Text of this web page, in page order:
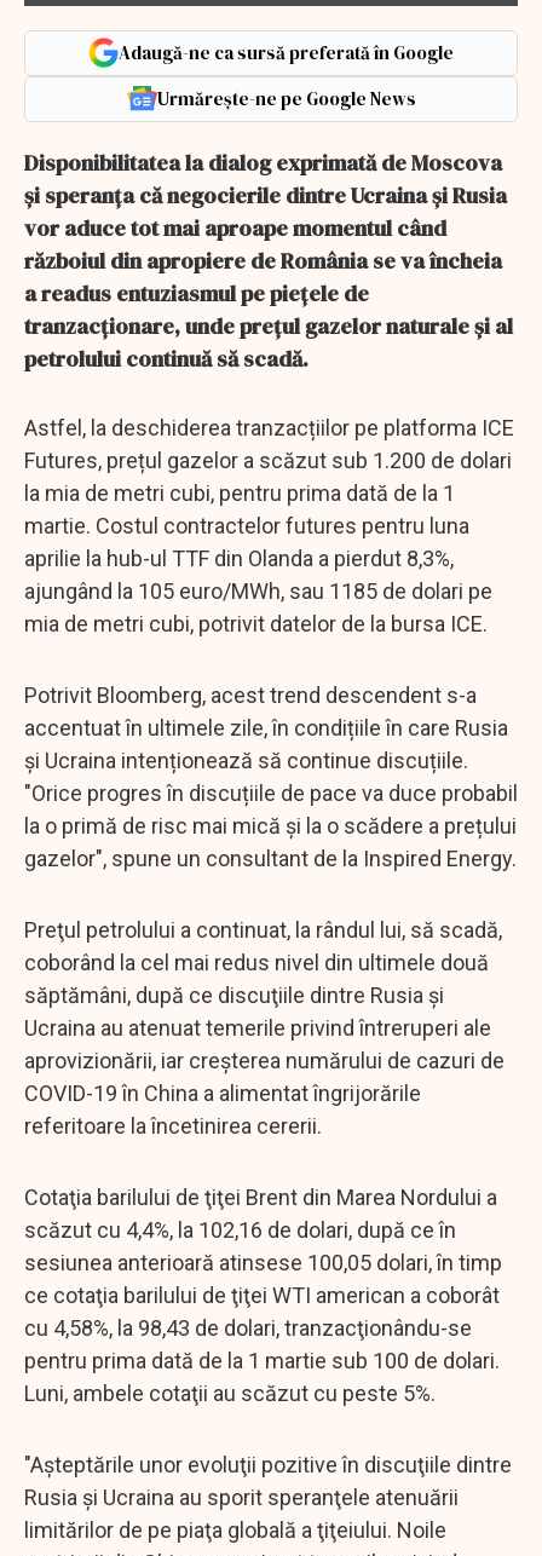
Adaugă-ne ca sursă preferată în Google
Urmărește-ne pe Google News
Disponibilitatea la dialog exprimată de Moscova
și speranța că negocierile dintre Ucraina și Rusia
vor aduce tot mai aproape momentul când
războiul din apropiere de România se va încheia
a readus entuziasmul pe piețele de
tranzacționare, unde prețul gazelor naturale și al
petrolului continuă să scadă.
Astfel, la deschiderea tranzacțiilor pe platforma ICE
Futures, prețul gazelor a scăzut sub 1.200 de dolari
la mia de metri cubi, pentru prima dată de la 1
martie. Costul contractelor futures pentru luna
aprilie la hub-ul TTF din Olanda a pierdut 8,3%,
ajungând la 105 euro/MWh, sau 1185 de dolari pe
mia de metri cubi, potrivit datelor de la bursa ICE.
Potrivit Bloomberg, acest trend descendent s-a
accentuat în ultimele zile, în condițiile în care Rusia
și Ucraina intenționează să continue discuțiile.
"Orice progres în discuțiile de pace va duce probabil
la o primă de risc mai mică și la o scădere a prețului
gazelor", spune un consultant de la Inspired Energy.
Preţul petrolului a continuat, la rândul lui, să scadă,
coborând la cel mai redus nivel din ultimele două
săptămâni, după ce discuţiile dintre Rusia şi
Ucraina au atenuat temerile privind întreruperi ale
aprovizionării, iar creşterea numărului de cazuri de
COVID-19 în China a alimentat îngrijorările
referitoare la încetinirea cererii.
Cotaţia barilului de ţiţei Brent din Marea Nordului a
scăzut cu 4,4%, la 102,16 de dolari, după ce în
sesiunea anterioară atinsese 100,05 dolari, în timp
ce cotaţia barilului de ţiţei WTI american a coborât
cu 4,58%, la 98,43 de dolari, tranzacţionându-se
pentru prima dată de la 1 martie sub 100 de dolari.
Luni, ambele cotaţii au scăzut cu peste 5%.
"Aşteptările unor evoluţii pozitive în discuţiile dintre
Rusia şi Ucraina au sporit speranţele atenuării
limitărilor de pe piaţa globală a ţiţeiului. Noile